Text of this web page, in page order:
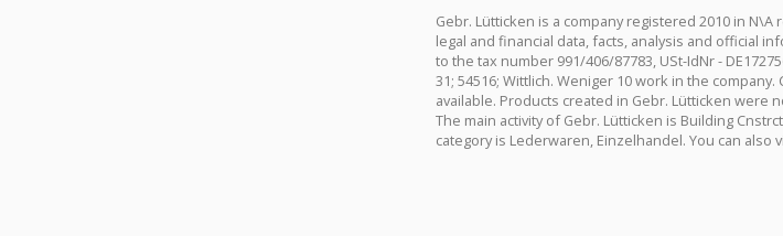
Gebr. Lütticken is a company registered 2010 in
legal and financial data, facts, analysis and official
to the tax number 991/406/87783, USt-IdNr -
31; 54516; Wittlich. Weniger 10 work in the
available. Products created in Gebr. Lütticken were
The main activity of Gebr. Lütticken is Building
category is Lederwaren, Einzelhandel. You can